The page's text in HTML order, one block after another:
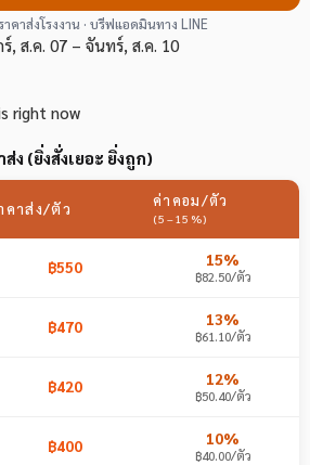
คาส่งโรงงาน · บรีฟแอดมินทาง LINE
, ส.ค. 07 – จันทร์, ส.ค. 10
right now
ส่ง (ยิ่งสั่งเยอะ ยิ่งถูก)
คาส่ง/ตัว ค่าคอม/ตัว
(5–15%)
฿550 15%
฿82.50/ตัว
฿470 13%
฿61.10/ตัว
฿420 12%
฿50.40/ตัว
฿400 10%
฿40.00/ตัว